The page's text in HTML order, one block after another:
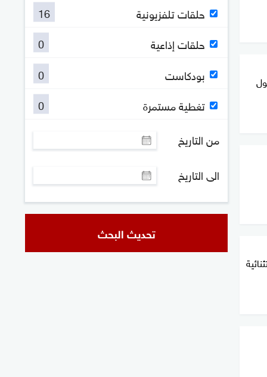
حلقات تلفزيونية
16
حلقات إذاعية
0
بودكاست
0
تغطية مستمرة
0
من التاريخ
الى التاريخ
تحديث البحث